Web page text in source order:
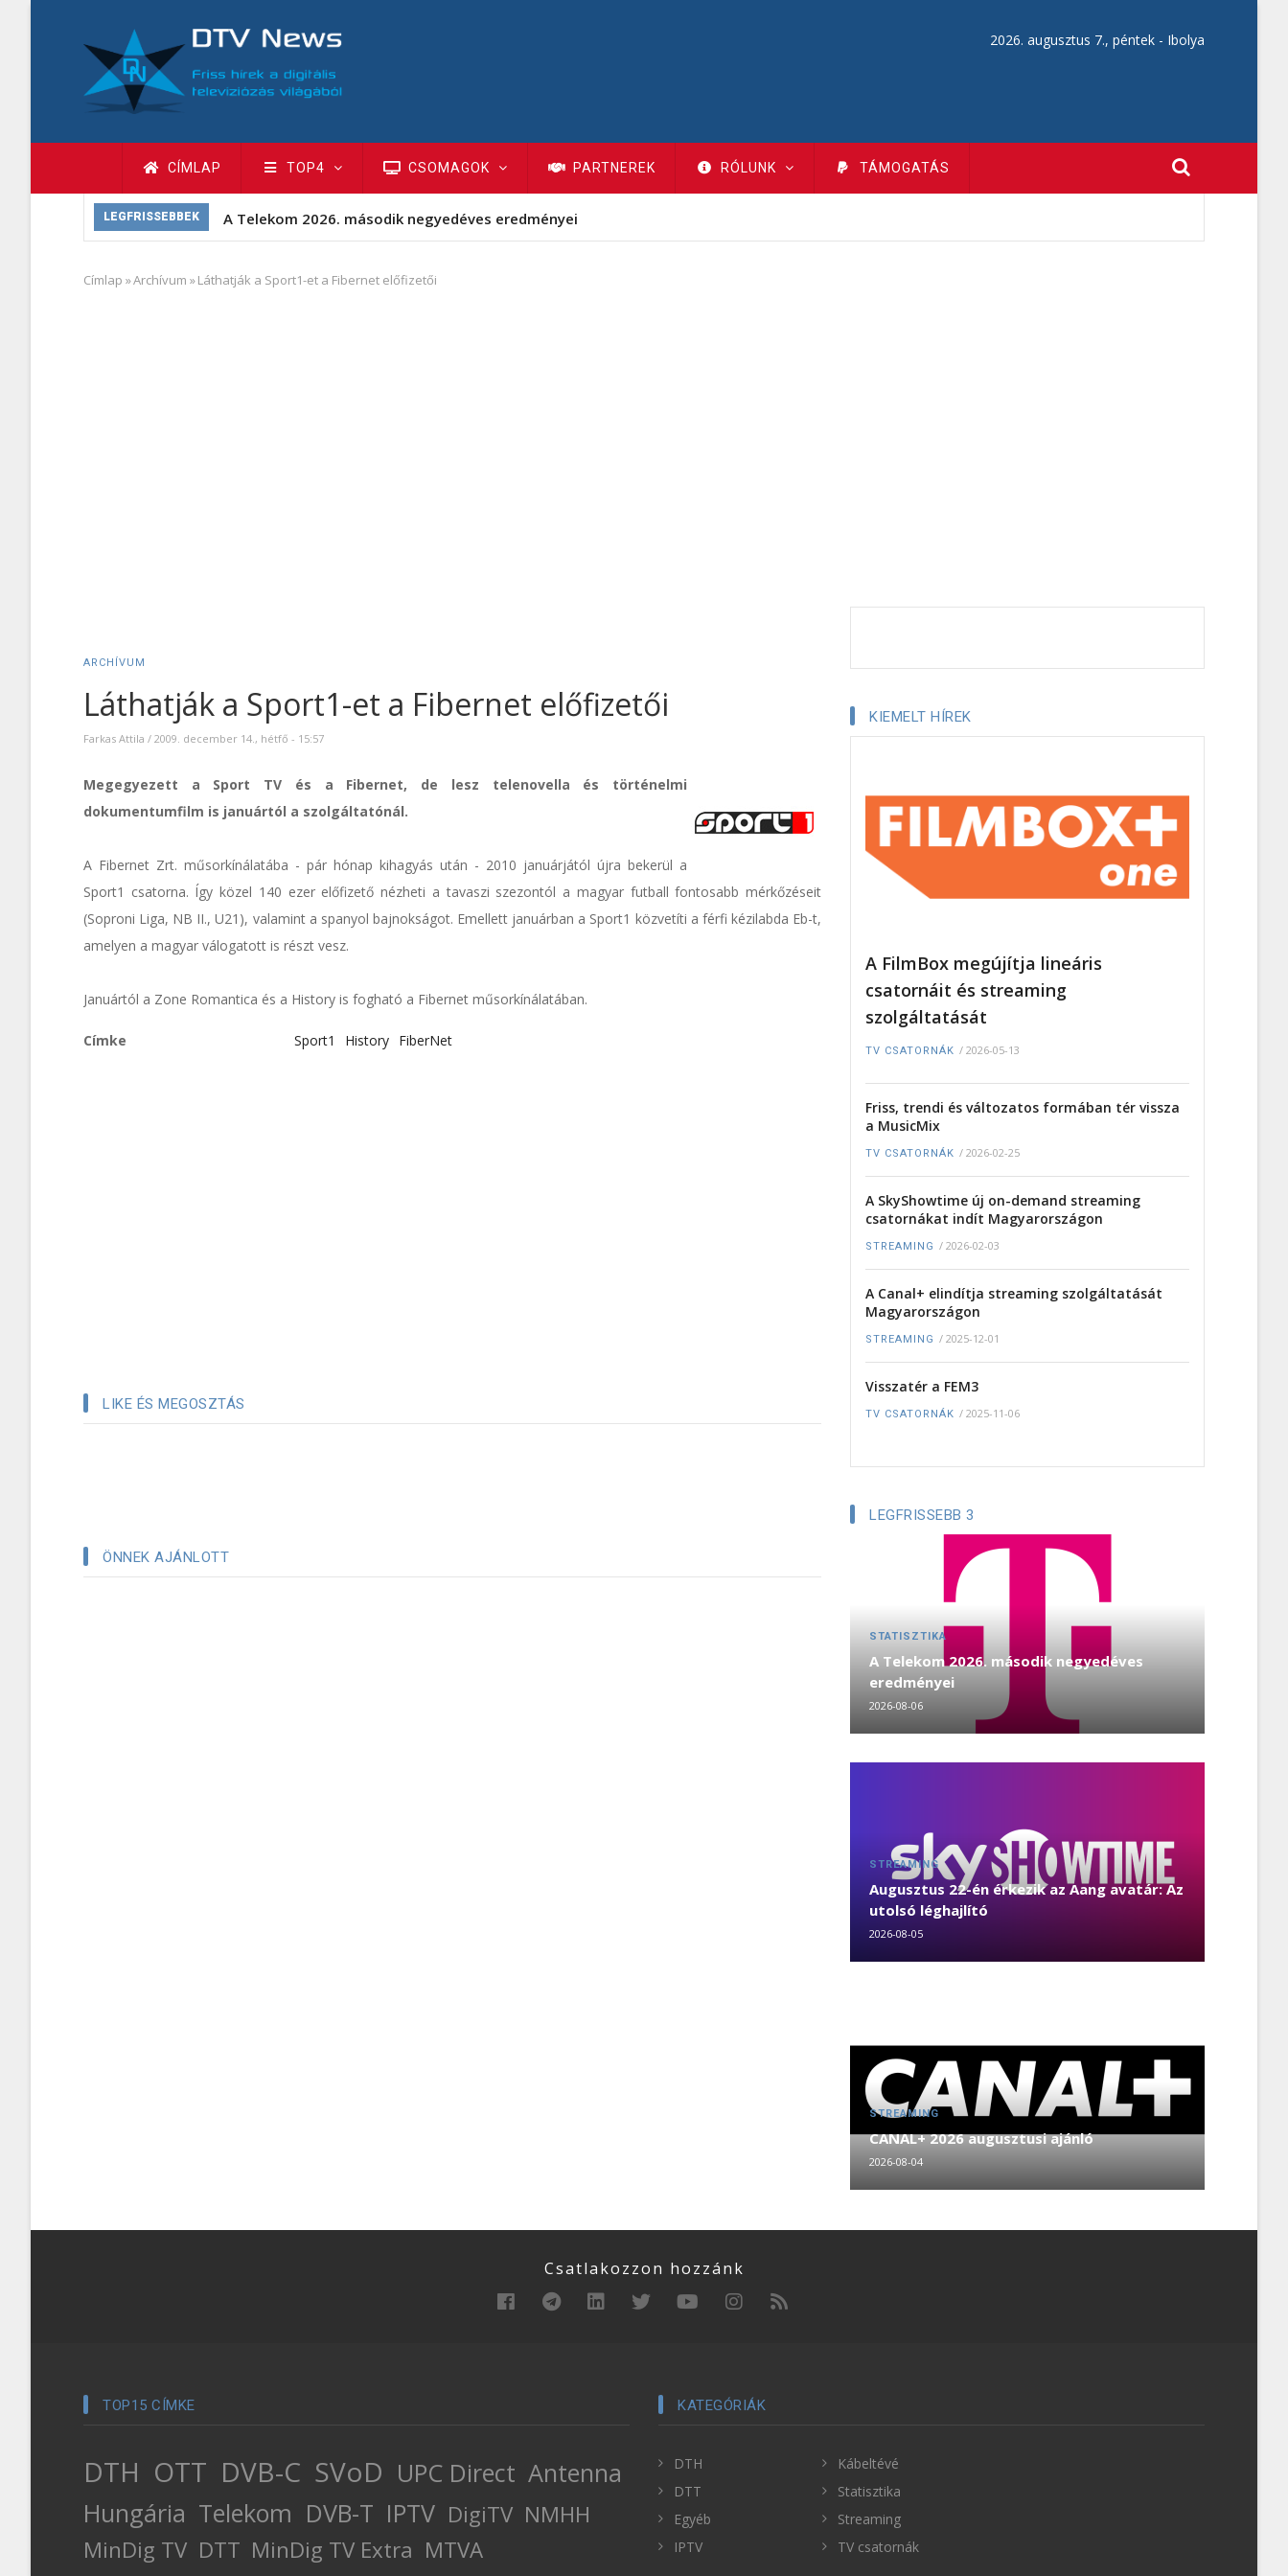
tartalomra
2026. augusztus 7., péntek - Ibolya
Fő
navigáció
CÍMLAP TOP4 CSOMAGOK PARTNEREK RÓLUNK TÁMOGATÁS
LEGFRISSEBBEK A Telekom 2026. második negyedéves eredményei
Morzsa
Címlap »Archívum »Láthatják a Sport1-et a Fibernet előfizetői
ARCHÍVUM
Láthatják a Sport1-et a Fibernet előfizetői
Farkas Attila / 2009. december 14., hétfő - 15:57
Megegyezett a Sport TV és a Fibernet, de lesz telenovella és történelmi
dokumentumfilm is januártól a szolgáltatónál.
A Fibernet Zrt. műsorkínálatába - pár hónap kihagyás után - 2010 januárjától újra bekerül a
Sport1 csatorna. Így közel 140 ezer előfizető nézheti a tavaszi szezontól a magyar futball fontosabb mérkőzéseit
(Soproni Liga, NB II., U21), valamint a spanyol bajnokságot. Emellett januárban a Sport1 közvetíti a férfi kézilabda Eb-t,
amelyen a magyar válogatott is részt vesz.
Januártól a Zone Romantica és a History is fogható a Fibernet műsorkínálatában.
Címke Sport1 History FiberNet
LIKE ÉS MEGOSZTÁS
ÖNNEK AJÁNLOTT
KIEMELT HÍREK
A FilmBox megújítja lineáris
csatornáit és streaming
szolgáltatását
TV CSATORNÁK / 2026-05-13
Friss, trendi és változatos formában tér vissza
a MusicMix
TV CSATORNÁK / 2026-02-25
A SkyShowtime új on-demand streaming
csatornákat indít Magyarországon
STREAMING / 2026-02-03
A Canal+ elindítja streaming szolgáltatását
Magyarországon
STREAMING / 2025-12-01
Visszatér a FEM3
TV CSATORNÁK / 2025-11-06
LEGFRISSEBB 3
STATISZTIKA
A Telekom 2026. második negyedéves
eredményei
2026-08-06
STREAMING
Augusztus 22-én érkezik az Aang avatár: Az
utolsó léghajlító
2026-08-05
STREAMING
CANAL+ 2026 augusztusi ajánló
2026-08-04
Csatlakozzon hozzánk
TOP15 CÍMKE
DTH OTT DVB-C SVoD UPC Direct Antenna
Hungária Telekom DVB-T IPTV DigiTV NMHH
MinDig TV DTT MinDig TV Extra MTVA
KATEGÓRIÁK
DTH
DTT
Egyéb
IPTV
Kábeltévé
Statisztika
Streaming
TV csatornák